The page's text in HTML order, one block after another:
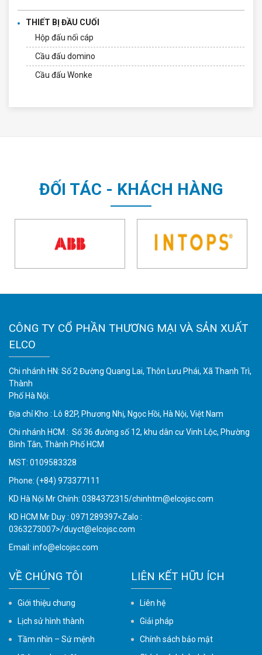
THIẾT BỊ ĐẦU CUỐI
Hộp đấu nối cáp
Cầu đấu domino
Cầu đấu Wonke
ĐỐI TÁC - KHÁCH HÀNG
CÔNG TY CỔ PHẦN THƯƠNG MẠI VÀ SẢN XUẤT
ELCO
Chi nhánh HN: Số 2 Đường Quang Lai, Thôn Lưu Phái, Xã Thanh Trì,
Thành
Phố Hà Nội.
Địa chỉ Kho : Lô 82P, Phương Nhị, Ngọc Hồi, Hà Nội, Việt Nam
Chi nhánh HCM : Số 36 đường số 12, khu dân cư Vinh Lộc, Phường
Bình Tân, Thành Phố HCM
MST: 0109583328
Phone: (+84) 973377111
KD Hà Nội Mr Chính: 0384372315/chinhtm@elcojsc.com
KD HCM Mr Duy : 0971289397<Zalo :
0363273007>/duyct@elcojsc.com
Email: info@elcojsc.com
VỀ CHÚNG TÔI
Giới thiệu chung
Lịch sử hình thành
Tầm nhìn – Sứ mệnh
LIÊN KẾT HỮU ÍCH
Liên hệ
Giải pháp
Chính sách bảo mật